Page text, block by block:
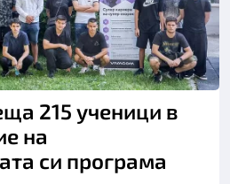
215 ученици в
на
си програма